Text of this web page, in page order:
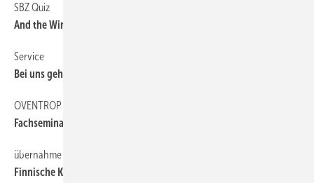
SBZ Quiz
And the Winner is...
Service
Bei uns geht nichts verloren
OVENTROP
Fachseminarreihe
übernahme
Finnische Kälte für Viessmann